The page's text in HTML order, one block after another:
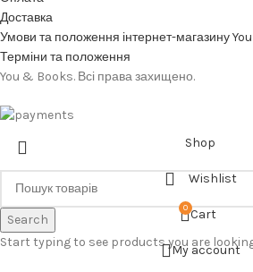
Доставка
Умови та положення інтернет-магазину
Терміни та положення
You & Books. Всі права захищено.
Search
Start typing to see products you are
Shop
Wishlist
0 Cart
My account